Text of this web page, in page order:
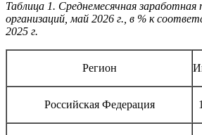
Таблица 1. Среднемесячная
организаций, май 2026 г., в % к
2025 г.
Регион
Российская Федерация